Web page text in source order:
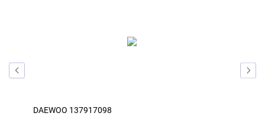
DAEWOO 137917098